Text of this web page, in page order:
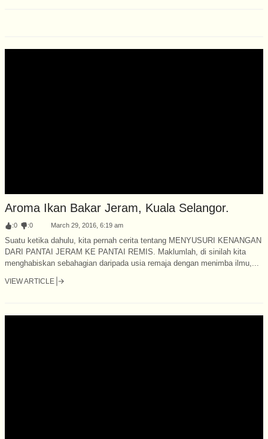
Aroma Ikan Bakar Jeram, Kuala Selangor.
:0 :0 March 29, 2016, 6:19 am
Suatu ketika dahulu, kita pernah cerita tentang MENYUSURI KENANGAN
DARI PANTAI JERAM KE PANTAI REMIS. Maklumlah, di sinilah kita
menghabiskan sebahagian daripada usia remaja dengan menimba ilmu,...
VIEW ARTICLE